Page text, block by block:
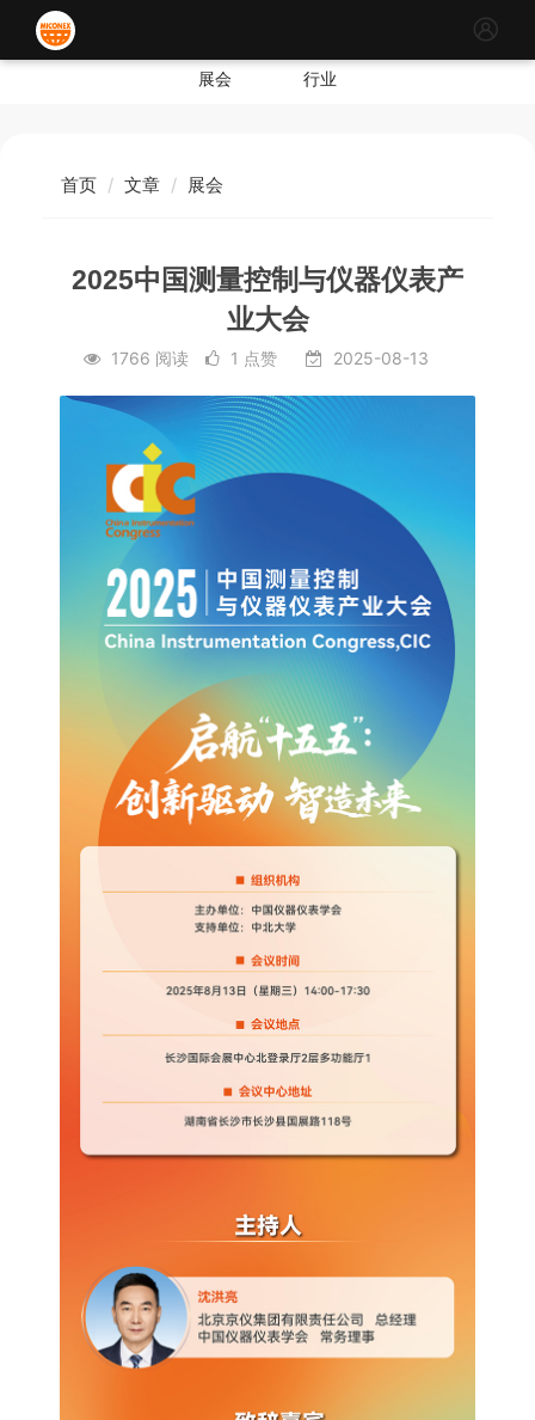
展会 行业
首页 文章 展会
2025中国测量控制与仪器仪表产
业大会
1766 阅读 1 点赞 2025-08-13